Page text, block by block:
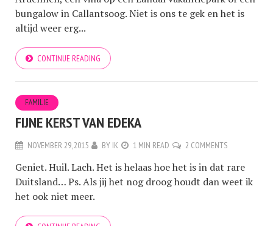
bungalow in Callantsoog. Niet is ons te gek en het is
altijd weer erg...
CONTINUE READING
FAMILIE
FIJNE KERST VAN EDEKA
NOVEMBER 29, 2015 BY IK 1 MIN READ 2 COMMENTS
Geniet. Huil. Lach. Het is helaas hoe het is in dat rare
Duitsland… Ps. Als jij het nog droog houdt dan weet ik
het ook niet meer.